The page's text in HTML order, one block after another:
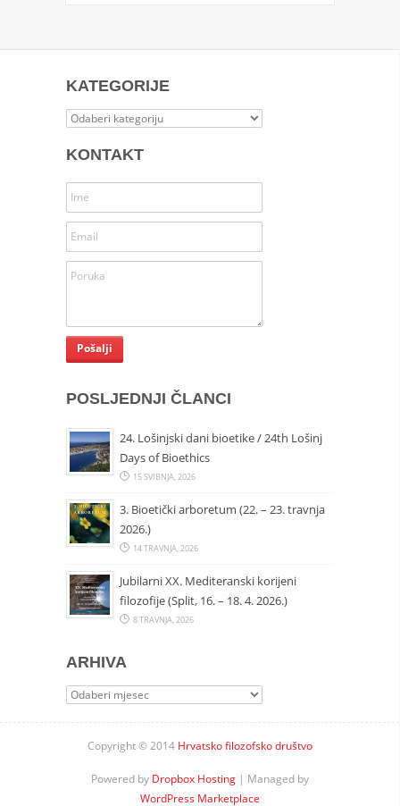
KATEGORIJE
Kategorije
KONTAKT
POSLJEDNJI ČLANCI
24. Lošinjski dani bioetike / 24th Lošinj
Days of Bioethics
15 SVIBNJA, 2026
3. Bioetički arboretum (22. – 23. travnja
2026.)
14 TRAVNJA, 2026
Jubilarni XX. Mediteranski korijeni
filozofije (Split, 16. – 18. 4. 2026.)
8 TRAVNJA, 2026
ARHIVA
Arhiva
Copyright © 2014 Hrvatsko filozofsko društvo
Powered by Dropbox Hosting| Managed by
WordPress Marketplace